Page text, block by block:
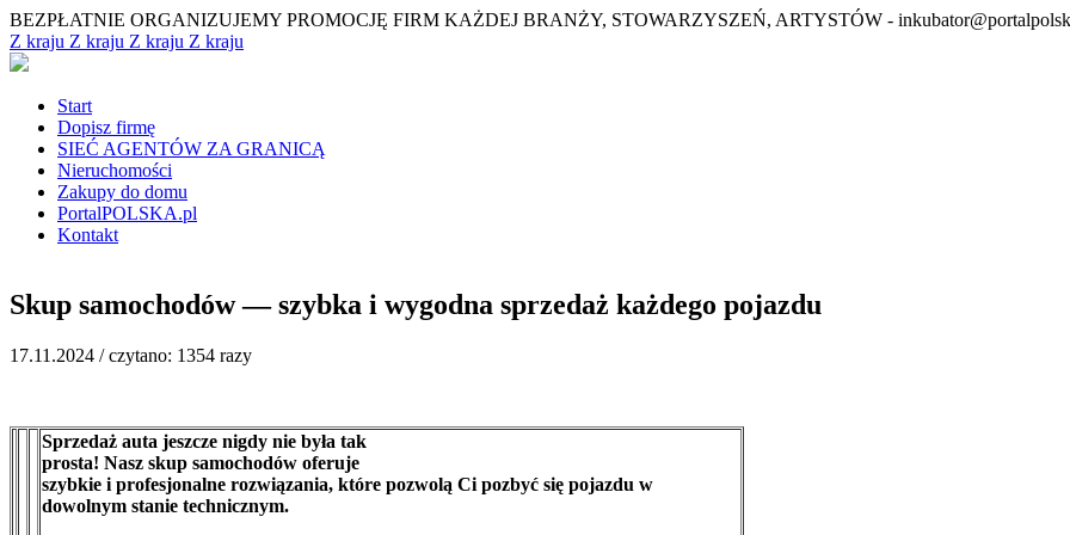
BEZPŁATNIE ORGANIZUJEMY PROMOCJĘ FIRM KAŻDEJ BRANŻY, STOWARZYSZEŃ, ARTYSTÓW -
Z kraju Z kraju Z kraju Z kraju
Start
Dopisz firmę
SIEĆ AGENTÓW ZA GRANICĄ
Nieruchomości
Zakupy do domu
PortalPOLSKA.pl
Kontakt
Skup samochodów — szybka i wygodna sprzedaż każdego pojazdu
17.11.2024 /czytano: 1354 razy
Sprzedaż auta jeszcze nigdy nie była tak
prosta! Nasz skup samochodów oferuje
szybkie i profesjonalne rozwiązania, które pozwolą Ci pozbyć się pojazdu w
dowolnym stanie technicznym.